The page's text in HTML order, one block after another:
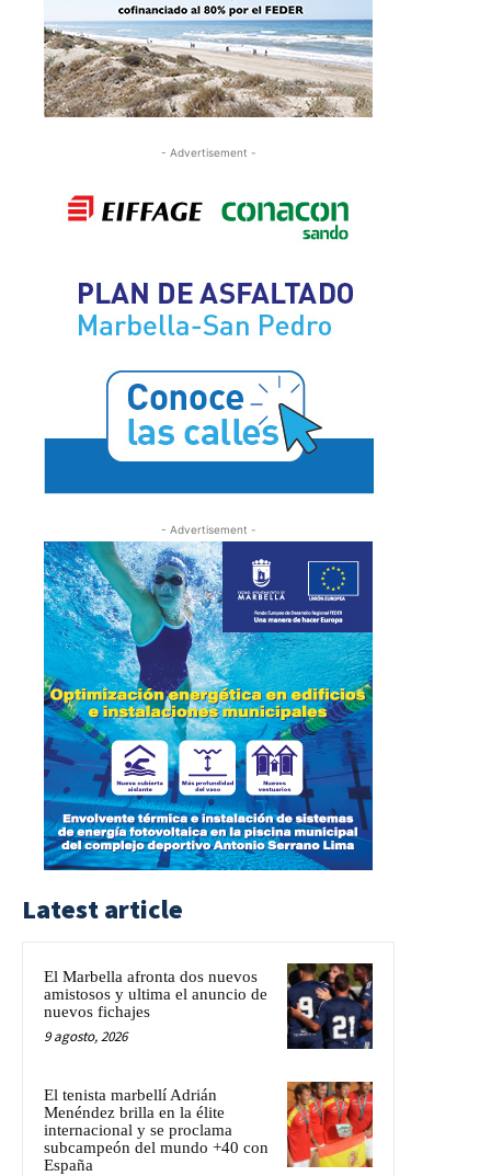
- Advertisement -
- Advertisement -
Latest article
El Marbella afronta dos nuevos
amistosos y ultima el anuncio de
nuevos fichajes
9 agosto, 2026
El tenista marbellí Adrián
Menéndez brilla en la élite
internacional y se proclama
subcampeón del mundo +40 con
España